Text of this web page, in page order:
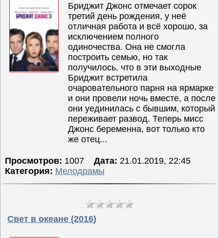
Бриджит Джонс отмечает сорок
третий день рождения, у неё
отличная работа и всё хорошо, за
исключением полного
одиночества. Она не смогла
построить семью, но так
получилось, что в эти выходные
Бриджит встретила
очаровательного парня на ярмарке
и они провели ночь вместе, а после
они уединилась с бывшим, который
переживает развод. Теперь мисс
Джонс беременна, вот только кто
же отец...
Просмотров: 1007 Дата: 21.01.2019, 22:45
Категория: Мелодрамы
Свет в океане (2016)